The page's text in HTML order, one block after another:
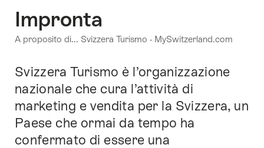
Impronta
A proposito di... Svizzera Turismo - MySwitzerland.com
Introduzione
Svizzera Turismo è l’organizzazione
nazionale che cura l’attività di
marketing e vendita per la Svizzera, un
Paese che ormai da tempo ha
confermato di essere una